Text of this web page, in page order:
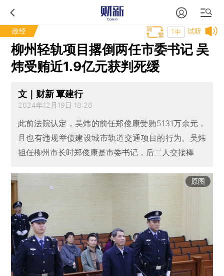
政经 试听
T中
柳州轻轨项目撂倒两任市委书记 吴
炜受贿近1.9亿元获判死缓
文｜财新 覃建行
2024年12月19日 18:28
此前法院认定，吴炜的前任郑俊康受贿5131万余元，
且也有违规举债建设城市轨道交通项目的行为。吴炜
担任柳州市长时郑俊康是市委书记，后二人交接棒
原图